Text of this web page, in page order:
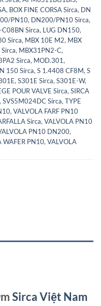
, BOX FINE CORSA Sirca, DN
PN10, DN200/PN10 Sirca,
C08BN Sirca, LUG DN150,
Sirca, MBX 10E M2, MBX
, MBX31PN2-C,
Sirca, MOD.301,
150 Sirca,S 1.4408 CF8M,S
,S301E Sirca,S301E-W,
POUR VALVE Sirca,SIRCA
,SVS5M024DC Sirca,TYPE
,VALVOLA FARF PN10
Sirca,VALVOLA PN10
PN10 DN200,
WAFER PN10,VALVOLA
Sirca Việt Nam